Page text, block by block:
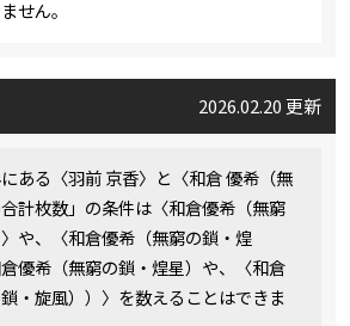
せん。
2026.02.20 更新
にある〈羽前 京香〉と〈和倉 優希（無
計枚数」の条件は〈和倉優希（無窮
や、〈和倉優希（無窮の鎖・煌
優希（無窮の鎖・煌星）や、〈和倉
・旋風））〉を数えることはできま